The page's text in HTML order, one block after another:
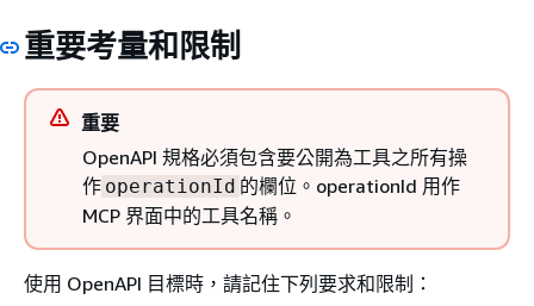
重要考量和限制
重要
OpenAPI 規格必須包含要公開為工具之所有操
作 operationId 的欄位。operationId 用作
MCP 界面中的工具名稱。
使用 OpenAPI 目標時，請記住下列要求和限制：